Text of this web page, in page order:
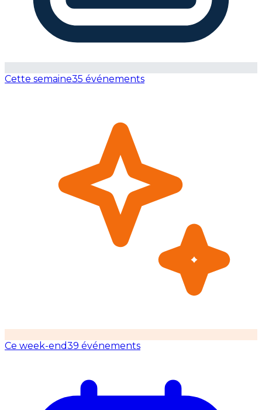
Cette semaine35 événements
Ce week-end39 événements